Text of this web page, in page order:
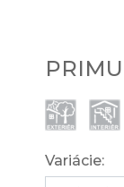
Variácie: